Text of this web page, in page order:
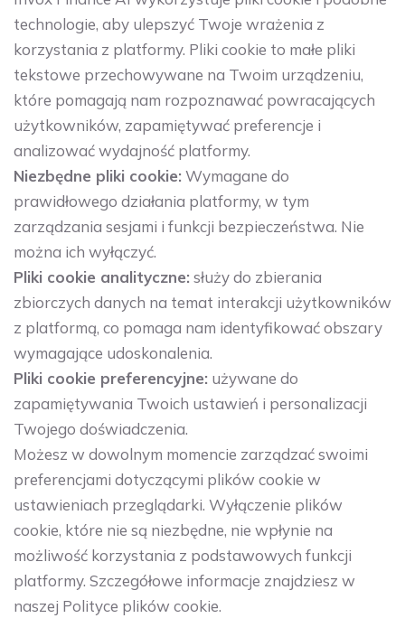
technologie, aby ulepszyć Twoje wrażenia z
korzystania z platformy. Pliki cookie to małe pliki
tekstowe przechowywane na Twoim urządzeniu,
które pomagają nam rozpoznawać powracających
użytkowników, zapamiętywać preferencje i
analizować wydajność platformy.
Niezbędne pliki cookie: Wymagane do
prawidłowego działania platformy, w tym
zarządzania sesjami i funkcji bezpieczeństwa. Nie
można ich wyłączyć.
Pliki cookie analityczne: służy do zbierania
zbiorczych danych na temat interakcji użytkowników
z platformą, co pomaga nam identyfikować obszary
wymagające udoskonalenia.
Pliki cookie preferencyjne: używane do
zapamiętywania Twoich ustawień i personalizacji
Twojego doświadczenia.
Możesz w dowolnym momencie zarządzać swoimi
preferencjami dotyczącymi plików cookie w
ustawieniach przeglądarki. Wyłączenie plików
cookie, które nie są niezbędne, nie wpłynie na
możliwość korzystania z podstawowych funkcji
platformy. Szczegółowe informacje znajdziesz w
naszej Polityce plików cookie.